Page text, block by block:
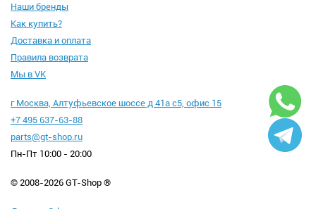
Наши бренды
Как купить?
Доставка и оплата
Правила возврата
Мы в VK
г Москва, Алтуфьевское шоссе д 41а с5, офис 15
+7 495 637-63-88
parts@gt-shop.ru
Пн-Пт 10:00 - 20:00
© 2008-2026 GT-Shop ®